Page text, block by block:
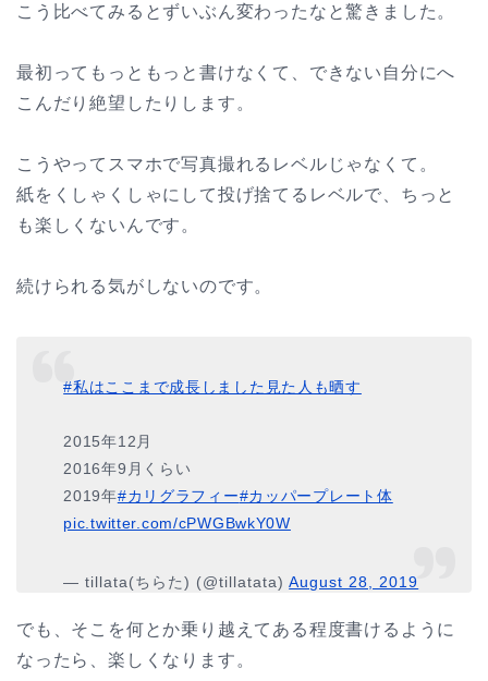
こう比べてみるとずいぶん変わったなと驚きました。
最初ってもっともっと書けなくて、できない自分にへ
こんだり絶望したりします。
こうやってスマホで写真撮れるレベルじゃなくて。
紙をくしゃくしゃにして投げ捨てるレベルで、ちっと
も楽しくないんです。
続けられる気がしないのです。
#私はここまで成長しました見た人も晒す
2015年12月
2016年9月くらい
2019年#カリグラフィー#カッパープレート体
pic.twitter.com/cPWGBwkY0W
— tillata(ちらた) (@tillatata)August 28, 2019
でも、そこを何とか乗り越えてある程度書けるように
なったら、楽しくなります。